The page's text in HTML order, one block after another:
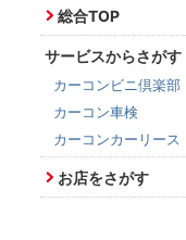
総合TOP
サービスからさがす
カーコンビニ倶楽部
カーコン車検
カーコンカーリース
お店をさがす